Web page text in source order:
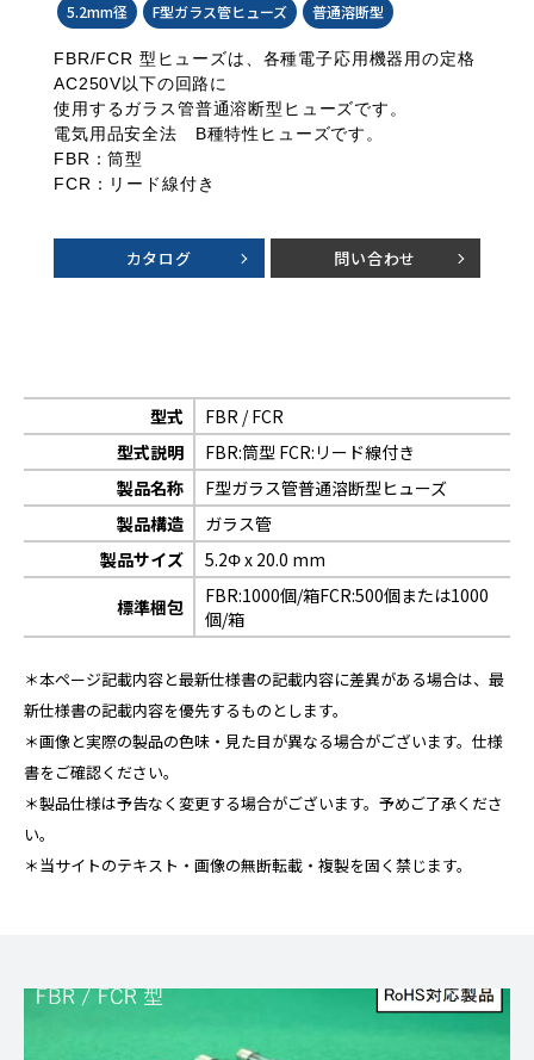
5.2mm径 F型ガラス管ヒューズ 普通溶断型
FBR/FCR 型ヒューズは、各種電子応用機器用の定格
AC250V以下の回路に
使用するガラス管普通溶断型ヒューズです。
電気用品安全法 B種特性ヒューズです。
FBR：筒型
FCR：リード線付き
カタログ 問い合わせ
型式
FBR / FCR
型式説明
FBR:筒型 FCR:リード線付き
製品名称
F型ガラス管普通溶断型ヒューズ
製品構造
ガラス管
製品サイズ
5.2Φ x 20.0 mm
標準梱包
FBR:1000個/箱FCR:500個または1000
個/箱
＊本ページ記載内容と最新仕様書の記載内容に差異がある場合は、最
新仕様書の記載内容を優先するものとします。
＊画像と実際の製品の色味・見た目が異なる場合がございます。仕様
書をご確認ください。
＊製品仕様は予告なく変更する場合がございます。予めご了承くださ
い。
＊当サイトのテキスト・画像の無断転載・複製を固く禁じます。